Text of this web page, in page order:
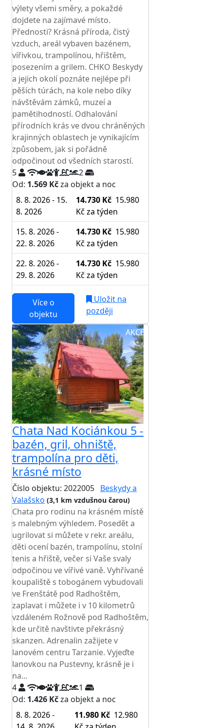
výlety všemi směry, a pokaždé
dojdete na zajímavé místo.
Přednosti? Krásná příroda, čistý
vzduch, areál vybaven bazénem,
vířivkou, trampolínou, hřištěm,
posezením a grilem. CHKO Beskydy
a jejich okolí poznáte nejlépe při
pěších túrách, na kole nebo díky
návštěvám zámků, muzeí a
pamětihodností. Odhalování
přírodních krás ve dvou chráněných
krajinných oblastech je vynikajícím
způsobem, jak si pořádně
odpočinout od všedních starostí.
5
2
Od: 1.569 Kčza objekt a noc
8. 8. 2026 - 15.
8. 2026
14.730 Kč 15.980
Kč za týden
15. 8. 2026 -
22. 8. 2026
14.730 Kč 15.980
Kč za týden
22. 8. 2026 -
29. 8. 2026
14.730 Kč 15.980
Kč za týden
Více o
objektu
Uložit na
později
AKCE
Chata Nad Kociánkou 5 -
bazén, gril, ohniště,
trampolína pro děti,
krásné místo
Číslo objektu: 2022005 Beskydy a
Valašsko (3,1 km vzdušnou čarou)
Chata pro rodinu na krásném místě
s malebným výhledem. Posedět a
ugrilovat si můžete v rekr. areálu,
děti ocení bazén, trampolínu, stolní
tenis a hřiště, večer si Vaše svaly
odpočinou ve vířivé vaně. Vyhřívané
koupaliště s tobogánem vybudovali
ve Frenštátě pod Radhoštěm,
zaplavat i můžete i v 10 kilometrů
vzdáleném Rožnově pod Radhoštěm,
kde určitě navštivte překrásný
skanzen. Adrenalin zažijete v
lanovém centru Tarzanie. Vyjeďte
lanovkou na Pustevny, krásně je i
na...
4
1
Od: 1.426 Kčza objekt a noc
8. 8. 2026 -
11.980 Kč 12.980